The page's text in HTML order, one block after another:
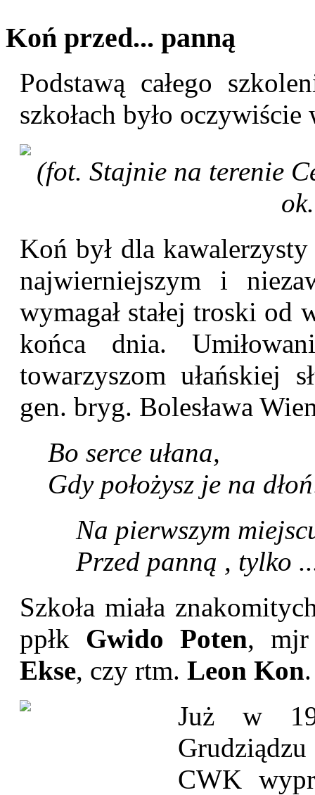
Koń przed... panną
Podstawą całego
szkołach było
(fot. Stajnie na terenie
Koń był dla
najwierniejszym i
wymagał stałej troski od
końca dnia.
towarzyszom ułańskiej
gen. bryg. Bolesława
Bo serce ułana,
Gdy położysz je na
Na pierwszym
Przed panną , tylko
Szkoła miała
ppłk Gwido Poten,
Ekse, czy rtm. Leon Kon.
Już w
CWK